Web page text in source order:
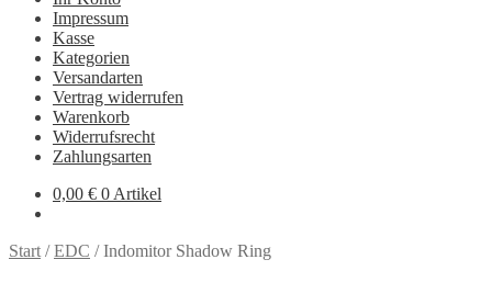
Impressum
Kasse
Kategorien
Versandarten
Vertrag widerrufen
Warenkorb
Widerrufsrecht
Zahlungsarten
0,00 € 0 Artikel
Start /EDC /Indomitor Shadow Ring